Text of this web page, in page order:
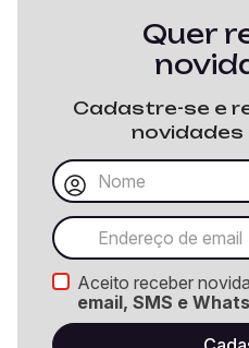
Quer
Cadastre-se e
novidades
Aceito receber
email, SMS e